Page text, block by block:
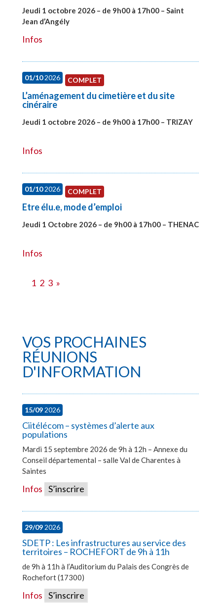
Jeudi 1 octobre 2026 – de 9h00 à 17h00 – Saint
Jean d’Angély
Infos
01/102026 COMPLET
L’aménagement du cimetière et du site
cinéraire
Jeudi 1 octobre 2026 – de 9h00 à 17h00 – TRIZAY
Infos
01/102026 COMPLET
Etre élu.e, mode d’emploi
Jeudi 1 Octobre 2026 – de 9h00 à 17h00 – THENAC
Infos
1 2 3 »
VOS PROCHAINES
RÉUNIONS
D'INFORMATION
15/092026
Ciitélécom – systèmes d’alerte aux
populations
Mardi 15 septembre 2026 de 9h à 12h – Annexe du
Conseil départemental – salle Val de Charentes à
Saintes
Infos S’inscrire
29/092026
SDETP : Les infrastructures au service des
territoires – ROCHEFORT de 9h à 11h
de 9h à 11h à l’Auditorium du Palais des Congrès de
Rochefort (17300)
Infos S’inscrire